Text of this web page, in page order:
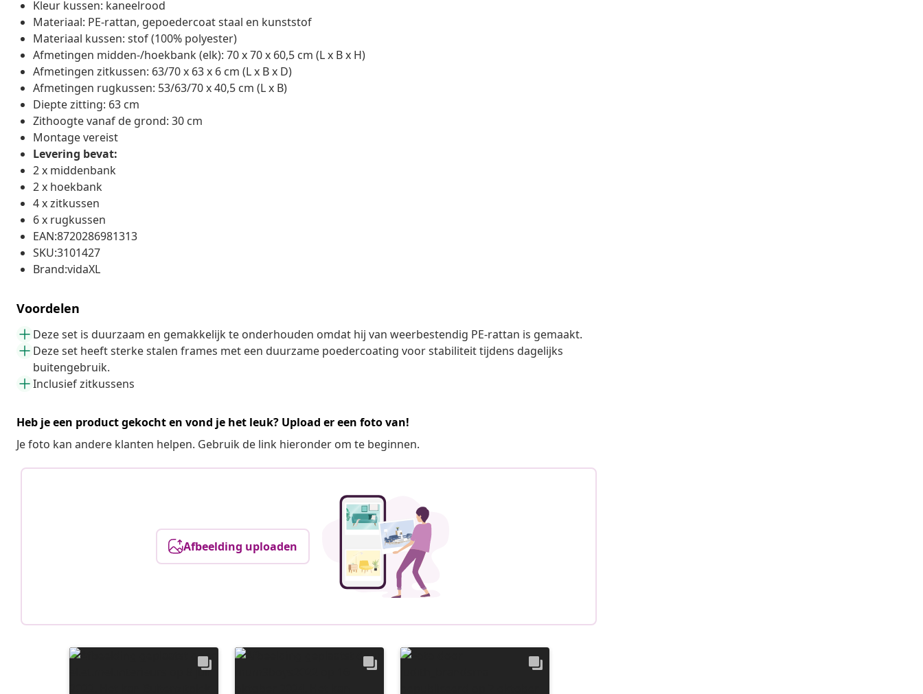
Kleur kussen: kaneelrood
Materiaal: PE-rattan, gepoedercoat staal en kunststof
Materiaal kussen: stof (100% polyester)
Afmetingen midden-/hoekbank (elk): 70 x 70 x 60,5 cm (L x B x H)
Afmetingen zitkussen: 63/70 x 63 x 6 cm (L x B x D)
Afmetingen rugkussen: 53/63/70 x 40,5 cm (L x B)
Diepte zitting: 63 cm
Zithoogte vanaf de grond: 30 cm
Montage vereist
Levering bevat:
2 x middenbank
2 x hoekbank
4 x zitkussen
6 x rugkussen
EAN:8720286981313
SKU:3101427
Brand:vidaXL
Voordelen
Deze set is duurzaam en gemakkelijk te onderhouden omdat hij van weerbestendig PE-rattan is gemaakt.
Deze set heeft sterke stalen frames met een duurzame poedercoating voor stabiliteit tijdens dagelijks
buitengebruik.
Inclusief zitkussens
Heb je een product gekocht en vond je het leuk? Upload er een foto van!
Je foto kan andere klanten helpen. Gebruik de link hieronder om te beginnen.
Afbeelding uploaden